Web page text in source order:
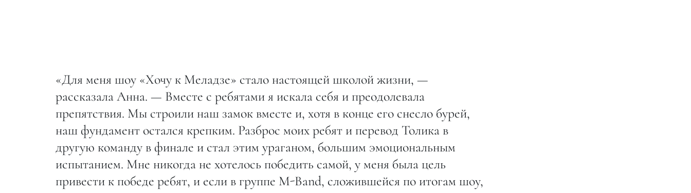
«Для меня шоу «Хочу к Меладзе» стало настоящей школой жизни, —
рассказала Анна. — Вместе с ребятами я искала себя и преодолевала
препятствия. Мы строили наш замок вместе и, хотя в конце его снесло бурей,
наш фундамент остался крепким. Разброс моих ребят и перевод Толика в
другую команду в финале и стал этим ураганом, большим эмоциональным
испытанием. Мне никогда не хотелось победить самой, у меня была цель
привести к победе ребят, и если в группе M-Band, сложившейся по итогам шоу,